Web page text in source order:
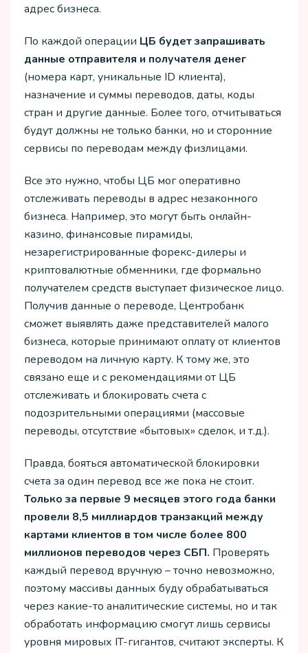
адрес бизнеса.
По каждой операции ЦБ будет запрашивать
данные отправителя и получателя денег
(номера карт, уникальные ID клиента),
назначение и суммы переводов, даты, коды
стран и другие данные. Более того, отчитываться
будут должны не только банки, но и сторонние
сервисы по переводам между физлицами.
Все это нужно, чтобы ЦБ мог оперативно
отслеживать переводы в адрес незаконного
бизнеса. Например, это могут быть онлайн-
казино, финансовые пирамиды,
незарегистрированные форекс-дилеры и
криптовалютные обменники, где формально
получателем средств выступает физическое лицо.
Получив данные о переводе, Центробанк
сможет выявлять даже представителей малого
бизнеса, которые принимают оплату от клиентов
переводом на личную карту. К тому же, это
связано еще и с рекомендациями от ЦБ
отслеживать и блокировать счета с
подозрительными операциями (массовые
переводы, отсутствие «бытовых» сделок, и т.д.).
Правда, бояться автоматической блокировки
счета за один перевод все же пока не стоит.
Только за первые 9 месяцев этого года банки
провели 8,5 миллиардов транзакций между
картами клиентов в том числе более 800
миллионов переводов через СБП. Проверять
каждый перевод вручную – точно невозможно,
поэтому массивы данных буду обрабатываться
через какие-то аналитические системы, но и так
обработать информацию смогут лишь сервисы
уровня мировых IT-гигантов, считают эксперты. К